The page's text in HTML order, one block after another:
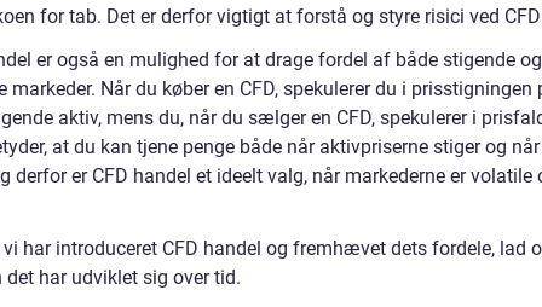
for tab. Det er derfor vigtigt at forstå og styre risici ved
er også en mulighed for at drage fordel af både stigende og
markeder. Når du køber en CFD, spekulerer du i prisstigningen
aktiv, mens du, når du sælger en CFD, spekulerer i
at du kan tjene penge både når aktivpriserne stiger og
derfor er CFD handel et ideelt valg, når markederne er volatile
har introduceret CFD handel og fremhævet dets fordele, lad
det har udviklet sig over tid.